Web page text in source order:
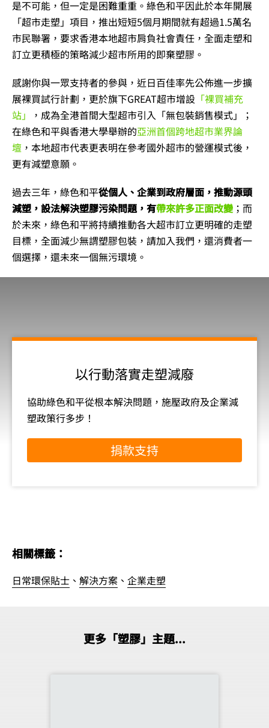
是不可能，但一定是困難重重。綠色和平因此於本年開展
「超市走塑」項目，推出短短5個月期間就有超過1.5萬名
市民聯署，要求香港本地超市肩負社會責任，全面走塑和
訂立更積極的策略減少超市所用的即棄塑膠。
感謝你與一眾支持者的參與，近日百佳率先公佈進一步擴
展裸買試行計劃，更於旗下GREAT超市增設 「裸買補充
站」
，成為全港首間大型超市引入「無包裝銷售模式」；
在綠色和平與香港大學舉辦的亞洲首個跨地超市業界論
壇 ，本地超市代表更表明在參考國外超市的營運模式後，
更有減塑意願。
過去三年，綠色和平從個人、企業到政府層面，推動源頭
減塑，設法解決塑膠污染問題，有帶來許多正面改變；而
於未來，綠色和平將持續推動各大超市訂立更明確的走塑
目標，全面減少無謂塑膠包裝，請加入我們，還消費者一
個選擇，還未來一個無污環境。
以行動落實走塑減廢
協助綠色和平從根本解決問題，施壓政府及企業減
塑政策行多步！
捐款支持
相關標籤：
日常環保貼士 、 解決方案 、 企業走塑
更多「塑膠」主題...